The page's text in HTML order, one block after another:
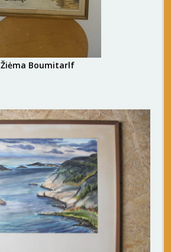
Žiėma Boumitarlf